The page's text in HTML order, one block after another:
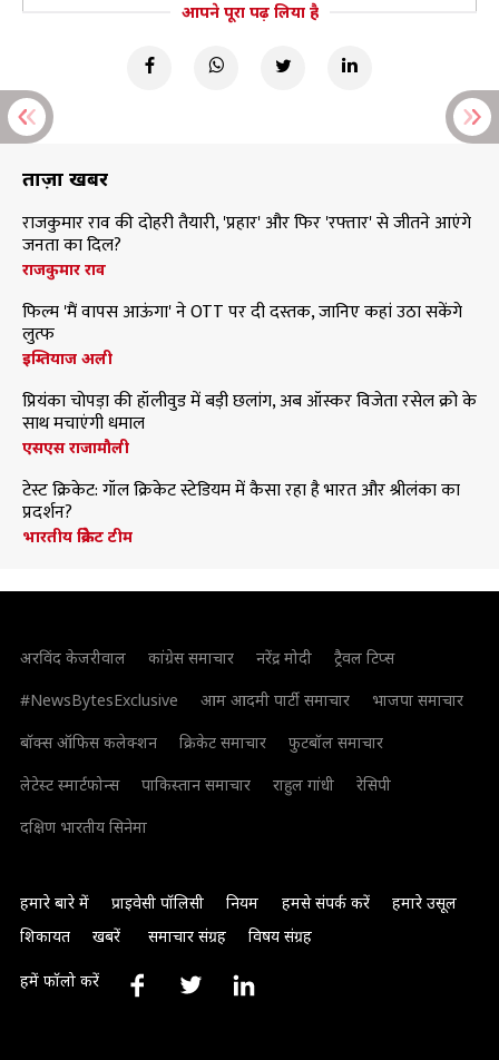
आपने पूरा पढ़ लिया है
ताज़ा खबरें
राजकुमार राव की दोहरी तैयारी, 'प्रहार' और फिर 'रफ्तार' से जीतने आएंगे
जनता का दिल?
राजकुमार राव
फिल्म 'मैं वापस आऊंगा' ने OTT पर दी दस्तक, जानिए कहां उठा सकेंगे
लुत्फ
इम्तियाज अली
प्रियंका चोपड़ा की हॉलीवुड में बड़ी छलांग, अब ऑस्कर विजेता रसेल क्रो के
साथ मचाएंगी धमाल
एसएस राजामौली
टेस्ट क्रिकेट: गॉल क्रिकेट स्टेडियम में कैसा रहा है भारत और श्रीलंका का
प्रदर्शन?
भारतीय क्रिकेट टीम
अरविंद केजरीवाल कांग्रेस समाचार नरेंद्र मोदी
ट्रैवल टिप्स
#NewsBytesExclusive
आम आदमी पार्टी समाचार
भाजपा समाचार
बॉक्स ऑफिस कलेक्शन
क्रिकेट समाचार
फुटबॉल समाचार
लेटेस्ट स्मार्टफोन्स
पाकिस्तान समाचार राहुल गांधी
रेसिपी
दक्षिण भारतीय सिनेमा
हमारे बारे में प्राइवेसी पॉलिसी नियम हमसे संपर्क करें
हमारे उसूल
शिकायत
खबरें समाचार संग्रह विषय संग्रह
हमें फॉलो करें